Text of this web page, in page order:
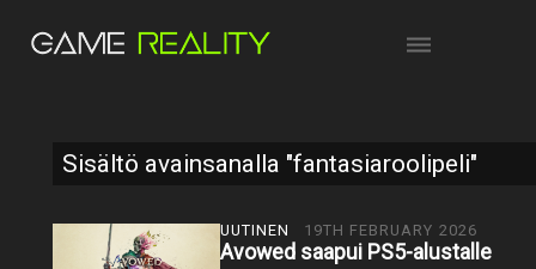
Sisältö avainsanalla "fantasiaroolipeli"
UUTINEN 19TH FEBRUARY 2026
Avowed saapui PS5-alustalle